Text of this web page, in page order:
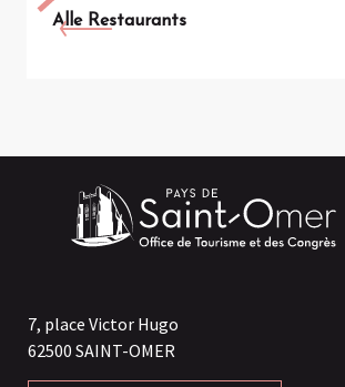
Alle Restaurants
7, place Victor Hugo
62500 SAINT-OMER